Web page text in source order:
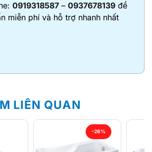
0919318587 – 0937678139 để
miễn phí và hỗ trợ nhanh nhất
LIÊN QUAN
-26%